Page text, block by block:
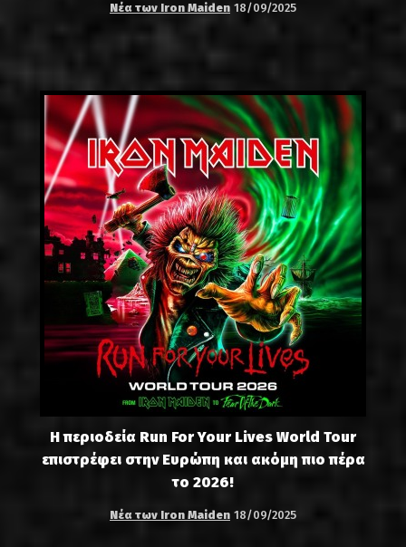
Νέα των Iron Maiden 18/09/2025
Η περιοδεία Run For Your Lives World Tour
επιστρέφει στην Ευρώπη και ακόμη πιο πέρα
το 2026!
Νέα των Iron Maiden 18/09/2025